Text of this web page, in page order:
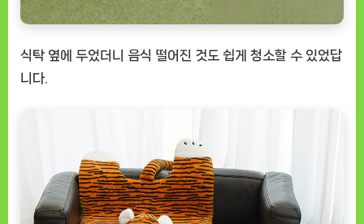
식탁 옆에 두었더니 음식 떨어진 것도 쉽게 청소할 수 있었답
니다.